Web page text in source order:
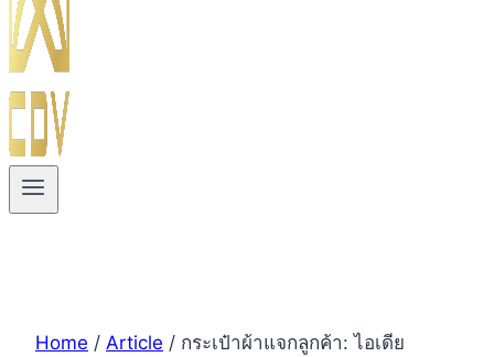
Home / Article / กระเป๋าผ้าแจกลูกค้า: ไอเดีย